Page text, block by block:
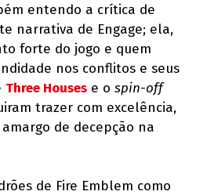
entendo a crítica de
narrativa de Engage; ela,
forte do jogo e quem
nos conflitos e seus
Three Houses e ospin-off
trazer com excelência,
de decepção na
de Fire Emblem como